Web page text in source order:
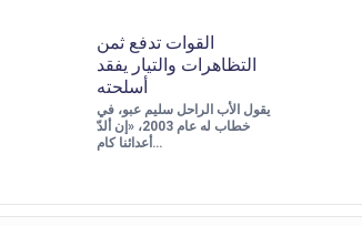
القوات تدفع ثمن
التظاهرات والتيار يفقد
أسلحته
يقول الأب الراحل سليم عبو، في
خطاب له عام 2003، «إن ألدّ
أعدائنا كام…